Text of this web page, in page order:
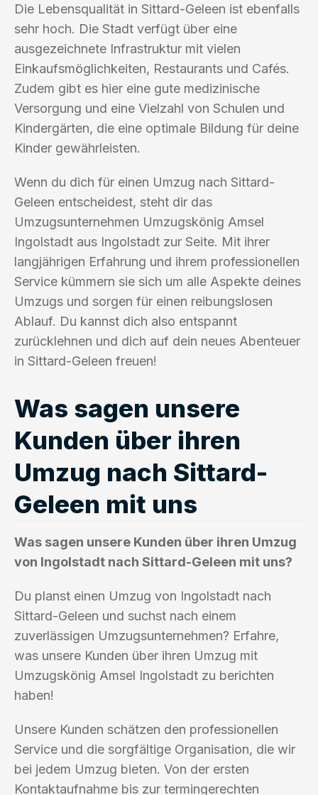
Die Lebensqualität in Sittard-Geleen ist ebenfalls
sehr hoch. Die Stadt verfügt über eine
ausgezeichnete Infrastruktur mit vielen
Einkaufsmöglichkeiten, Restaurants und Cafés.
Zudem gibt es hier eine gute medizinische
Versorgung und eine Vielzahl von Schulen und
Kindergärten, die eine optimale Bildung für deine
Kinder gewährleisten.
Wenn du dich für einen Umzug nach Sittard-
Geleen entscheidest, steht dir das
Umzugsunternehmen Umzugskönig Amsel
Ingolstadt aus Ingolstadt zur Seite. Mit ihrer
langjährigen Erfahrung und ihrem professionellen
Service kümmern sie sich um alle Aspekte deines
Umzugs und sorgen für einen reibungslosen
Ablauf. Du kannst dich also entspannt
zurücklehnen und dich auf dein neues Abenteuer
in Sittard-Geleen freuen!
Was sagen unsere
Kunden über ihren
Umzug nach Sittard-
Geleen mit uns
Was sagen unsere Kunden über ihren Umzug
von Ingolstadt nach Sittard-Geleen mit uns?
Du planst einen Umzug von Ingolstadt nach
Sittard-Geleen und suchst nach einem
zuverlässigen Umzugsunternehmen? Erfahre,
was unsere Kunden über ihren Umzug mit
Umzugskönig Amsel Ingolstadt zu berichten
haben!
Unsere Kunden schätzen den professionellen
Service und die sorgfältige Organisation, die wir
bei jedem Umzug bieten. Von der ersten
Kontaktaufnahme bis zur termingerechten